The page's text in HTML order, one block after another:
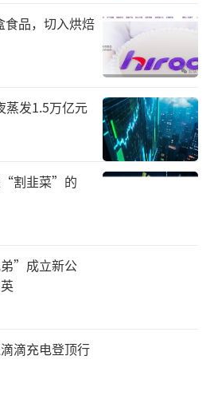
鲜领域的知名品牌。2017
括高榕资本、启承资本、
资机构的密集投资。
鲜市场热闹非凡，每日优
类社区生鲜业态涌现，融资
全国化扩张之路。鳌头财
，从第1家标准门店到第10
了6年时间，而从第1000
在开店到2000家的这一
妈高调宣布进军北京，扩
根据媒体报道，截至2021
门店总数已经突破3700
食品，切入烘焙
蒸发1.5万亿元
“割韭菜”的
”成立新公
滴充电登顶行